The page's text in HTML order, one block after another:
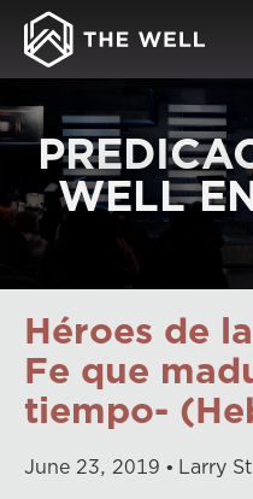
WELL
Héroes de
Fe que
tiempo-
June 23, 2019 Larry